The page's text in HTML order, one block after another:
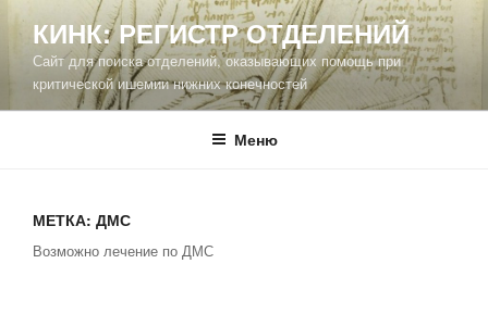
Перейти
содержимому
КИНК: РЕГИСТР ОТДЕЛЕНИЙ
Сайт для поиска отделений, оказывающих помощь при
критической ишемии нижних конечностей
Меню
МЕТКА: ДМС
Возможно лечение по ДМС